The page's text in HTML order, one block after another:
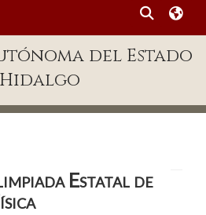
del Estado
Estatal de